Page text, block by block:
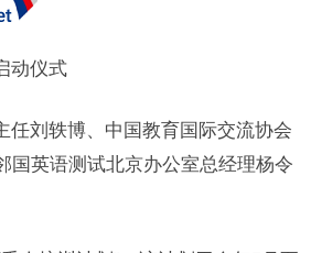
动仪式
任刘轶博、中国教育国际交流协会
国英语测试北京办公室总经理杨令